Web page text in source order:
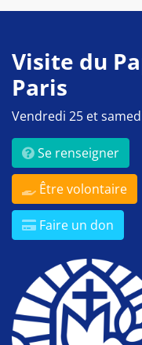
Visite du
Paris
Vendredi 25 et
Se renseigner
Être volontaire
Faire un don